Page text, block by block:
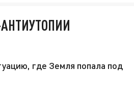
где Земля попала под